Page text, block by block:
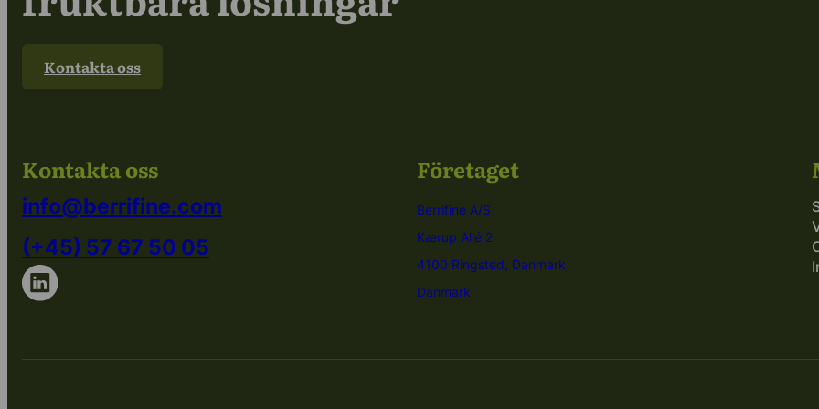
Kontakta oss
Kontakta oss
info@berrifine.com
(+45) 57 67 50 05
Företaget
Berrifine A/S
Kærup Allé 2
4100 Ringsted, Danmark
Danmark